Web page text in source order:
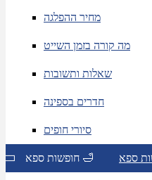
מחיר ההפלגה
מה קורה בזמן השייט
שאלות ותשובות
חדרים בספינה
סיורי חופים
חופשות ספא 🛁